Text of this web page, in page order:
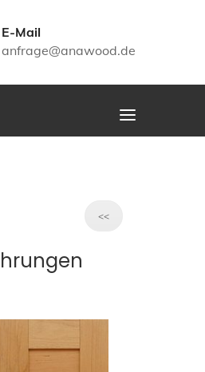
E-Mail
anfrage@anawood.de
<<